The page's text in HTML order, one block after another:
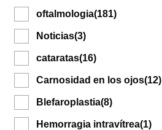
oftalmologia(181)
Noticias(3)
cataratas(16)
Carnosidad en los ojos(12)
Blefaroplastia(8)
Hemorragia intravítrea(1)